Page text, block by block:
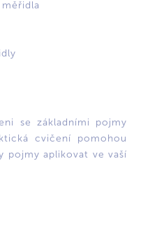
se základními pojmy
cvičení pomohou
pojmy aplikovat ve vaší